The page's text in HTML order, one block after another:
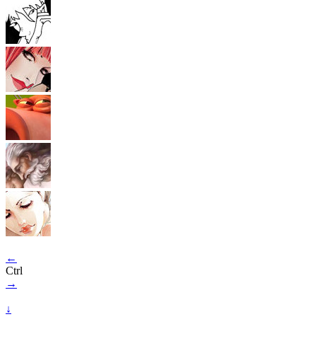
←
Ctrl
→
↓